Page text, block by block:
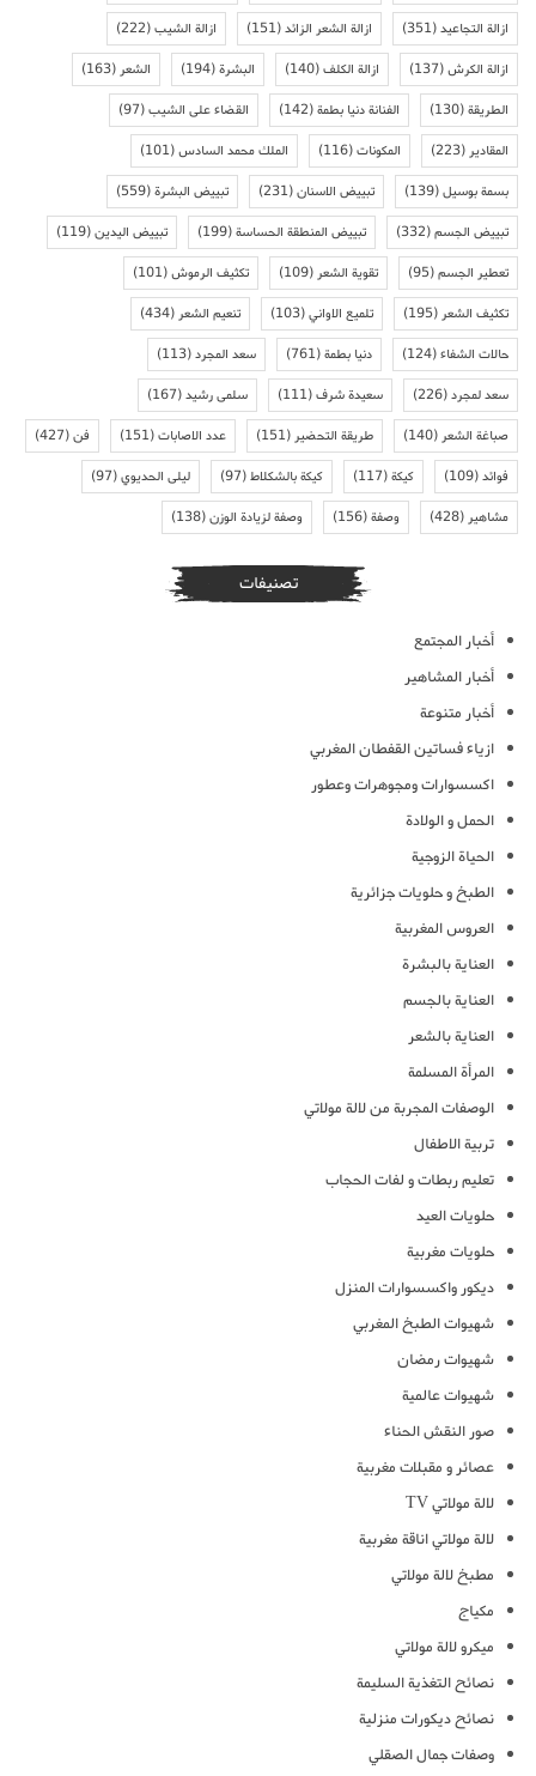
ازالة التجاعيد(351) ازالة الشعر الزائد(151) ازالة الشيب(222)
ازالة الكرش(137) ازالة الكلف(140) البشرة(194) الشعر(163)
الطريقة(130) الفنانة دنيا بطمة(142) القضاء على الشيب(97)
المقادير(223) المكونات(116) الملك محمد السادس(101)
بسمة بوسيل(139) تبييض الاسنان(231) تبييض البشرة(559)
تبييض الجسم(332) تبييض المنطقة الحساسة(199) تبييض اليدين(119)
تعطير الجسم(95) تقوية الشعر(109) تكثيف الرموش(101)
تكثيف الشعر(195) تلميع الاواني(103) تنعيم الشعر(434)
حالات الشفاء(124) دنيا بطمة(761) سعد المجرد(113)
سعد لمجرد(226) سعيدة شرف(111) سلمى رشيد(167)
صباغة الشعر(140) طريقة التحضير(151) عدد الاصابات(151) فن(427)
فوائد(109) كيكة(117) كيكة بالشكلاط(97) ليلى الحديوي(97)
مشاهير(428) وصفة(156) وصفة لزيادة الوزن(138)
تصنيفات
أخبار المجتمع
أخبار المشاهير
أخبار متنوعة
ازياء فساتين القفطان المغربي
اكسسوارات ومجوهرات وعطور
الحمل و الولادة
الحياة الزوجية
الطبخ و حلويات جزائرية
العروس المغربية
العناية بالبشرة
العناية بالجسم
العناية بالشعر
المرأة المسلمة
الوصفات المجربة من لالة مولاتي
تربية الاطفال
تعليم ربطات و لفات الحجاب
حلويات العيد
حلويات مغربية
ديكور واكسسوارات المنزل
شهيوات الطبخ المغربي
شهيوات رمضان
شهيوات عالمية
صور النقش الحناء
عصائر و مقبلات مغربية
لالة مولاتي TV
لالة مولاتي اناقة مغربية
مطبخ لالة مولاتي
مكياج
ميكرو لالة مولاتي
نصائح التغذية السليمة
نصائح ديكورات منزلية
وصفات جمال الصقلي